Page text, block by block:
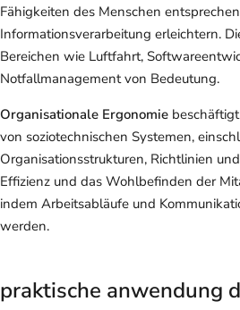
Fähigkeiten des Menschen
Informationsverarbeitung erleichtern.
Bereichen wie Luftfahrt,
Notfallmanagement von Bedeutung.
Organisationale Ergonomie
von soziotechnischen Systemen,
Organisationsstrukturen, Richtlinien
Effizienz und das Wohlbefinden der
indem Arbeitsabläufe und
werden.
praktische anwendung